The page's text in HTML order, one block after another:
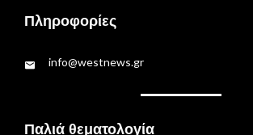
Πληροφορίες
info@westnews.gr
Παλιά θεματολογία